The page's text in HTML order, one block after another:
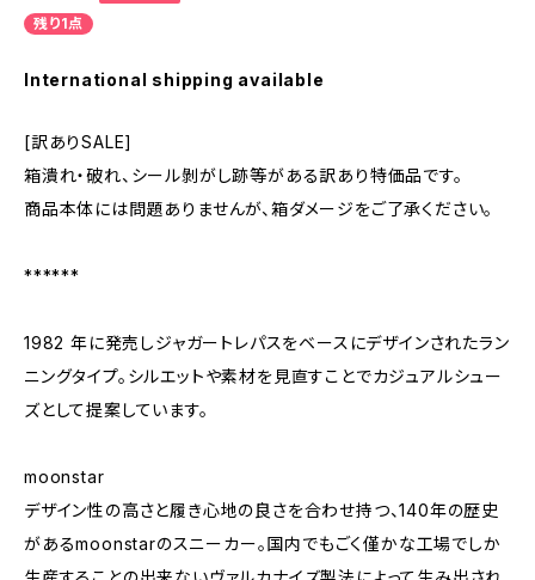
残り1点
International shipping available
[訳ありSALE]
箱潰れ・破れ、シール剝がし跡等がある訳あり特価品です。
商品本体には問題ありませんが、箱ダメージをご了承ください。
******
1982 年に発売しジャガートレパスをベースにデザインされたラン
ニングタイプ。シルエットや素材を見直すことでカジュアルシュー
ズとして提案しています。
moonstar
デザイン性の高さと履き心地の良さを合わせ持つ、140年の歴史
があるmoonstarのスニーカー。国内でもごく僅かな工場でしか